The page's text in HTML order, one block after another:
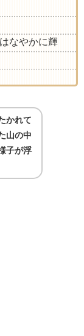
なやかに輝
かれて
山の中
子が浮